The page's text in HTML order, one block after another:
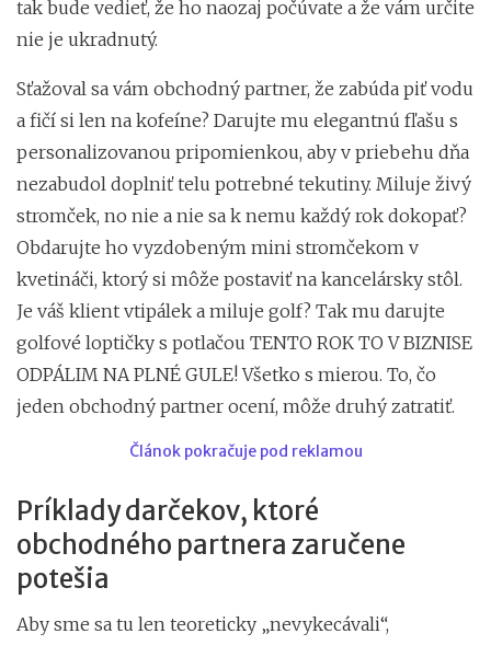
tak bude vedieť, že ho naozaj počúvate a že vám určite
nie je ukradnutý.
Sťažoval sa vám obchodný partner, že zabúda piť vodu
a fičí si len na kofeíne? Darujte mu elegantnú fľašu s
personalizovanou pripomienkou, aby v priebehu dňa
nezabudol doplniť telu potrebné tekutiny. Miluje živý
stromček, no nie a nie sa k nemu každý rok dokopať?
Obdarujte ho vyzdobeným mini stromčekom v
kvetináči, ktorý si môže postaviť na kancelársky stôl.
Je váš klient vtipálek a miluje golf? Tak mu darujte
golfové loptičky s potlačou TENTO ROK TO V BIZNISE
ODPÁLIM NA PLNÉ GULE! Všetko s mierou. To, čo
jeden obchodný partner ocení, môže druhý zatratiť.
Článok pokračuje pod reklamou
Príklady darčekov, ktoré
obchodného partnera zaručene
potešia
Aby sme sa tu len teoreticky „nevykecávali“,